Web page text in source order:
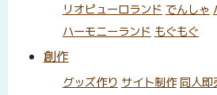
リオピューロランド でんしゃ
ハーモニーランド もぐもぐ
創作
グッズ作り サイト制作 同人即